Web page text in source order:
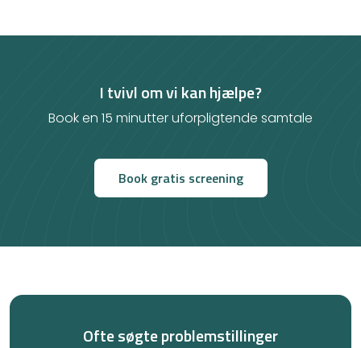
I tvivl om vi kan hjælpe?
Book en 15 minutter uforpligtende samtale
Book gratis screening
Ofte søgte problemstillinger